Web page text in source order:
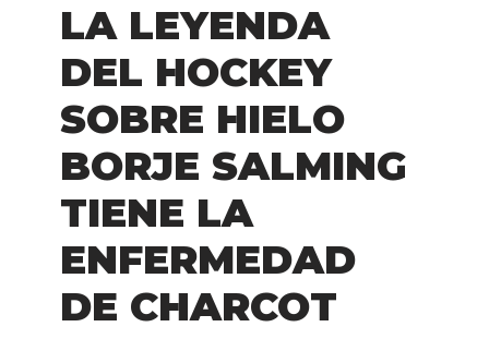
LA LEYENDA
DEL HOCKEY
SOBRE HIELO
BORJE SALMING
TIENE LA
ENFERMEDAD
DE CHARCOT